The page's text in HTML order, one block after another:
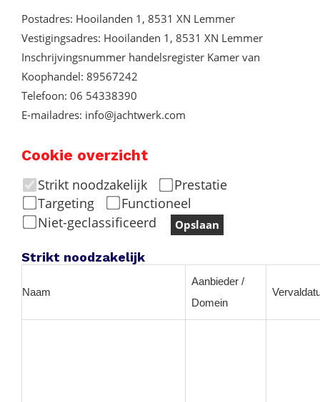
Postadres: Hooilanden 1, 8531 XN Lemmer
Vestigingsadres: Hooilanden 1, 8531 XN Lemmer
Inschrijvingsnummer handelsregister Kamer van
Koophandel: 89567242
Telefoon: 06 54338390
E-mailadres: info@jachtwerk.com
Cookie overzicht
Strikt noodzakelijk
Prestatie
Targeting
Functioneel
Niet-geclassificeerd
Opslaan
Strikt noodzakelijk
Naam
Aanbieder /
Domein